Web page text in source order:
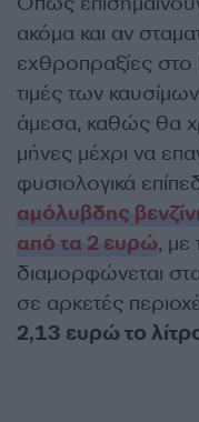
ακόμα και αν
εχθροπραξίες στο
τιμές των
άμεσα, καθώς θα
μήνες μέχρι να
φυσιολογικά
αμόλυβδης
από τα 2 ευρώ, με
διαμορφώνεται
σε αρκετές
2,13 ευρώ το